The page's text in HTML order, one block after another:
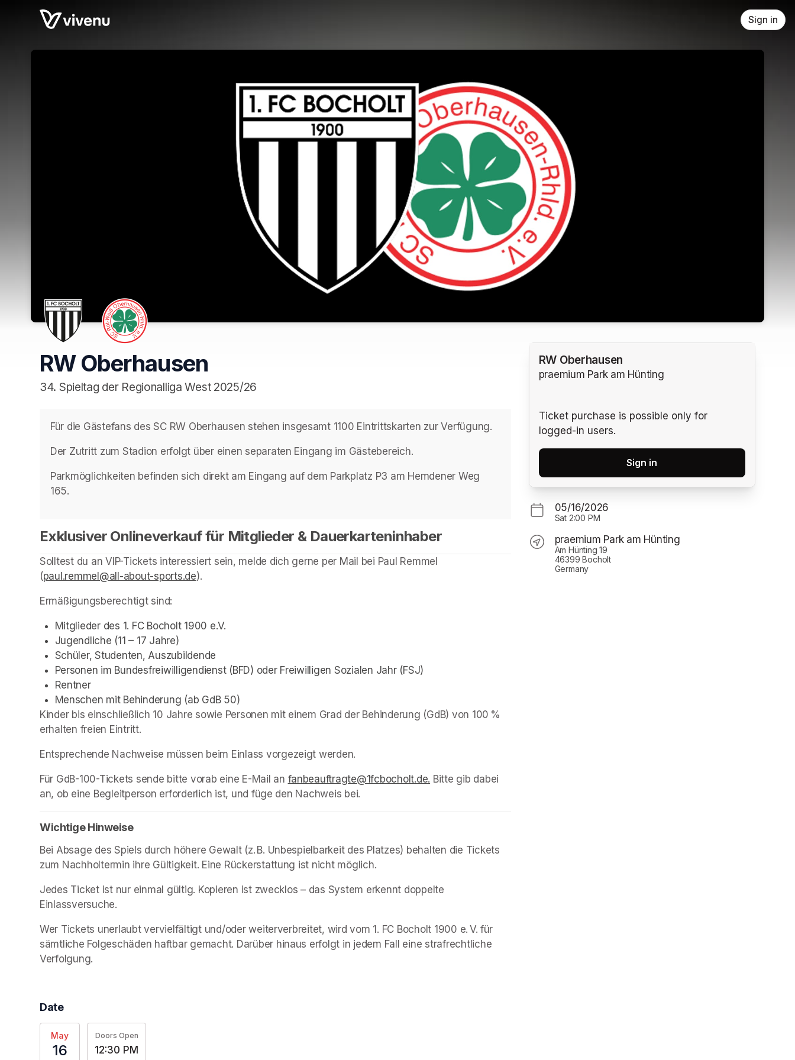
Skip header
Sign in
RW Oberhausen
34. Spieltag der Regionalliga West 2025/26
Für die Gästefans des SC RW Oberhausen stehen insgesamt 1100 Eintrittskarten zur Verfügung.
Der Zutritt zum Stadion erfolgt über einen separaten Eingang im Gästebereich.
Parkmöglichkeiten befinden sich direkt am Eingang auf dem Parkplatz P3 am Hemdener Weg
165.
Exklusiver Onlineverkauf für Mitglieder & Dauerkarteninhaber
Solltest du an VIP-Tickets interessiert sein, melde dich gerne per Mail bei Paul Remmel
(paul.remmel@all-about-sports.de(opens in a new tab)
).
Ermäßigungsberechtigt sind:
Mitglieder des 1. FC Bocholt 1900 e.V.
Jugendliche (11 – 17 Jahre)
Schüler, Studenten, Auszubildende
Personen im Bundesfreiwilligendienst (BFD) oder Freiwilligen Sozialen Jahr (FSJ)
Rentner
Menschen mit Behinderung (ab GdB 50)
Kinder bis einschließlich 10 Jahre sowie Personen mit einem Grad der Behinderung (GdB) von 100 %
erhalten freien Eintritt.
Entsprechende Nachweise müssen beim Einlass vorgezeigt werden.
Für GdB-100-Tickets sende bitte vorab eine E-Mail an fanbeauftragte@1fcbocholt.de. (opens in a new tab)
Bitte gib dabei
an, ob eine Begleitperson erforderlich ist, und füge den Nachweis bei.
Wichtige Hinweise
Bei Absage des Spiels durch höhere Gewalt (z. B. Unbespielbarkeit des Platzes) behalten die Tickets
zum Nachholtermin ihre Gültigkeit. Eine Rückerstattung ist nicht möglich.
Jedes Ticket ist nur einmal gültig. Kopieren ist zwecklos – das System erkennt doppelte
Einlassversuche.
Wer Tickets unerlaubt vervielfältigt und/oder weiterverbreitet, wird vom 1. FC Bocholt 1900 e. V. für
sämtliche Folgeschäden haftbar gemacht. Darüber hinaus erfolgt in jedem Fall eine strafrechtliche
Verfolgung.
Date
May
16
Doors Open
12:30 PM
RW Oberhausen
praemium Park am Hünting
Ticket purchase is possible only for
logged-in users.
Sign in
05/16/2026
Sat 2:00 PM
praemium Park am Hünting
Am Hünting 19
46399 Bocholt
Germany